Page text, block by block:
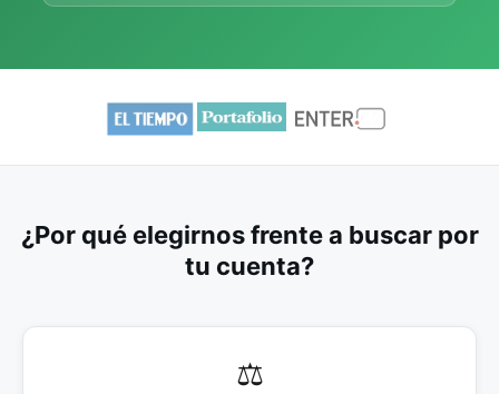
¿Por qué elegirnos frente a buscar por
tu cuenta?
⚖️